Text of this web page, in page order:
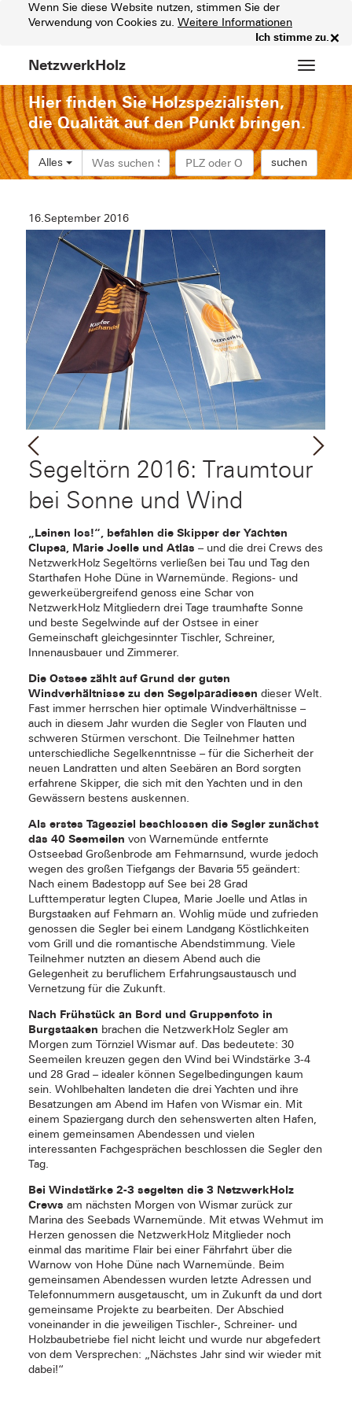
Wenn Sie diese Website nutzen, stimmen Sie der
Verwendung von Cookies zu. Weitere Informationen
×
Ich stimme zu.
Hier finden Sie Holzspezialisten,
die Qualität auf den Punkt bringen.
Alles suchen
NetzwerkHolz
16.September 2016
Segeltörn 2016: Traumtour
bei Sonne und Wind
„Leinen los!“, befahlen die Skipper der Yachten
Clupea, Marie Joelle und Atlas – und die drei Crews des
NetzwerkHolz Segeltörns verließen bei Tau und Tag den
Starthafen Hohe Düne in Warnemünde. Regions- und
gewerkeübergreifend genoss eine Schar von
NetzwerkHolz Mitgliedern drei Tage traumhafte Sonne
und beste Segelwinde auf der Ostsee in einer
Gemeinschaft gleichgesinnter Tischler, Schreiner,
Innenausbauer und Zimmerer.
Die Ostsee zählt auf Grund der guten
Windverhältnisse zu den Segelparadiesen dieser Welt.
Fast immer herrschen hier optimale Windverhältnisse –
auch in diesem Jahr wurden die Segler von Flauten und
schweren Stürmen verschont. Die Teilnehmer hatten
unterschiedliche Segelkenntnisse – für die Sicherheit der
neuen Landratten und alten Seebären an Bord sorgten
erfahrene Skipper, die sich mit den Yachten und in den
Gewässern bestens auskennen.
Als erstes Tagesziel beschlossen die Segler zunächst
das 40 Seemeilen von Warnemünde entfernte
Ostseebad Großenbrode am Fehmarnsund, wurde jedoch
wegen des großen Tiefgangs der Bavaria 55 geändert:
Nach einem Badestopp auf See bei 28 Grad
Lufttemperatur legten Clupea, Marie Joelle und Atlas in
Burgstaaken auf Fehmarn an. Wohlig müde und zufrieden
genossen die Segler bei einem Landgang Köstlichkeiten
vom Grill und die romantische Abendstimmung. Viele
Teilnehmer nutzten an diesem Abend auch die
Gelegenheit zu beruflichem Erfahrungsaustausch und
Vernetzung für die Zukunft.
Nach Frühstück an Bord und Gruppenfoto in
Burgstaaken brachen die NetzwerkHolz Segler am
Morgen zum Törnziel Wismar auf. Das bedeutete: 30
Seemeilen kreuzen gegen den Wind bei Windstärke 3-4
und 28 Grad – idealer können Segelbedingungen kaum
sein. Wohlbehalten landeten die drei Yachten und ihre
Besatzungen am Abend im Hafen von Wismar ein. Mit
einem Spaziergang durch den sehenswerten alten Hafen,
einem gemeinsamen Abendessen und vielen
interessanten Fachgesprächen beschlossen die Segler den
Tag.
Bei Windstärke 2-3 segelten die 3 NetzwerkHolz
Crews am nächsten Morgen von Wismar zurück zur
Marina des Seebads Warnemünde. Mit etwas Wehmut im
Herzen genossen die NetzwerkHolz Mitglieder noch
einmal das maritime Flair bei einer Fährfahrt über die
Warnow von Hohe Düne nach Warnemünde. Beim
gemeinsamen Abendessen wurden letzte Adressen und
Telefonnummern ausgetauscht, um in Zukunft da und dort
gemeinsame Projekte zu bearbeiten. Der Abschied
voneinander in die jeweiligen Tischler-, Schreiner- und
Holzbaubetriebe fiel nicht leicht und wurde nur abgefedert
von dem Versprechen: „Nächstes Jahr sind wir wieder mit
dabei!“